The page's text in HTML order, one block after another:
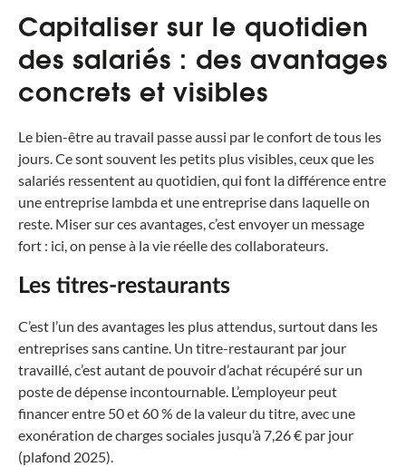
Capitaliser sur le quotidien
des salariés : des avantages
concrets et visibles
Le bien-être au travail passe aussi par le confort de tous les
jours. Ce sont souvent les petits plus visibles, ceux que les
salariés ressentent au quotidien, qui font la différence entre
une entreprise lambda et une entreprise dans laquelle on
reste. Miser sur ces avantages, c’est envoyer un message
fort : ici, on pense à la vie réelle des collaborateurs.
Les titres-restaurants
C’est l’un des avantages les plus attendus, surtout dans les
entreprises sans cantine. Un titre-restaurant par jour
travaillé, c’est autant de pouvoir d’achat récupéré sur un
poste de dépense incontournable. L’employeur peut
financer entre 50 et 60 % de la valeur du titre, avec une
exonération de charges sociales jusqu’à 7,26 € par jour
(plafond 2025).